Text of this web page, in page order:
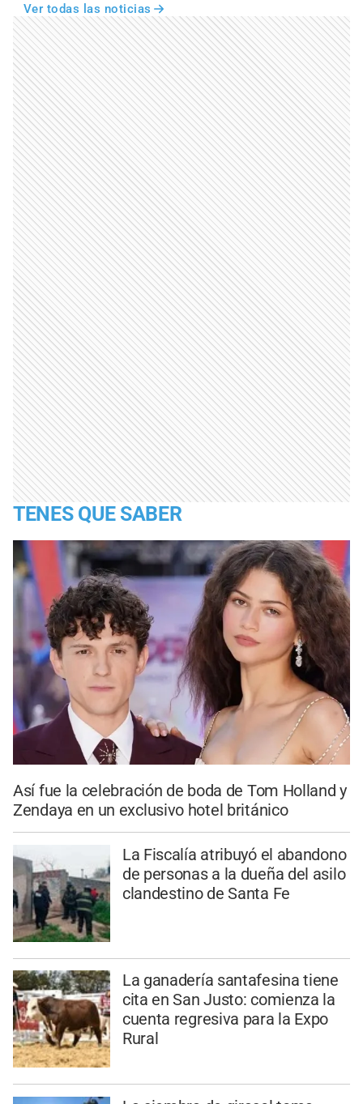
Ver todas las noticias
TENES QUE SABER
Así fue la celebración de boda de Tom Holland y
Zendaya en un exclusivo hotel británico
La Fiscalía atribuyó el abandono
de personas a la dueña del asilo
clandestino de Santa Fe
La ganadería santafesina tiene
cita en San Justo: comienza la
cuenta regresiva para la Expo
Rural